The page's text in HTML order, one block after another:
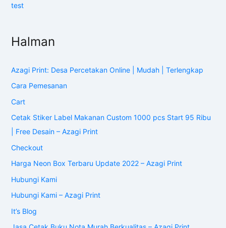
test
Halman
Azagi Print: Desa Percetakan Online | Mudah | Terlengkap
Cara Pemesanan
Cart
Cetak Stiker Label Makanan Custom 1000 pcs Start 95 Ribu
| Free Desain – Azagi Print
Checkout
Harga Neon Box Terbaru Update 2022 – Azagi Print
Hubungi Kami
Hubungi Kami – Azagi Print
It’s Blog